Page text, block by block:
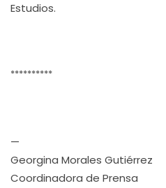
Estudios.
**********
—
Georgina Morales Gutiérrez
Coordinadora de Prensa